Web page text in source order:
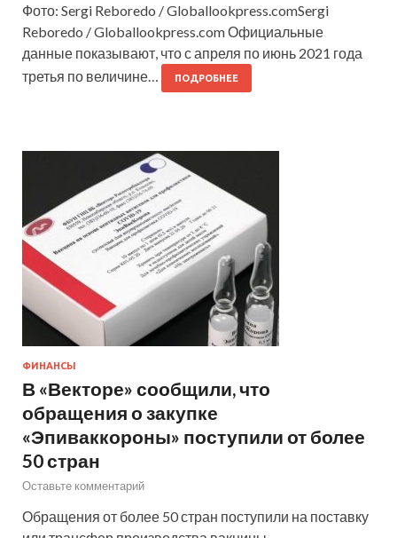
Фото: Sergi Reboredo / Globallookpress.comSergi
Reboredo / Globallookpress.com Официальные
данные показывают, что с апреля по июнь 2021 года
третья по величине…
ПОДРОБНЕЕ
ФИНАНСЫ
В «Векторе» сообщили, что
обращения о закупке
«Эпиваккороны» поступили от более
50 стран
Оставьте комментарий
Обращения от более 50 стран поступили на поставку